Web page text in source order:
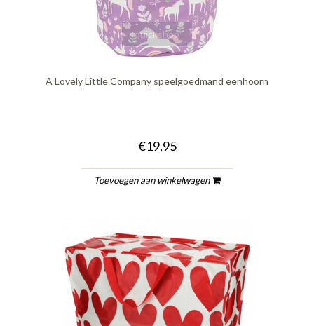
quickshop
A Lovely Little Company speelgoedmand eenhoorn
€19,95
Toevoegen aan winkelwagen